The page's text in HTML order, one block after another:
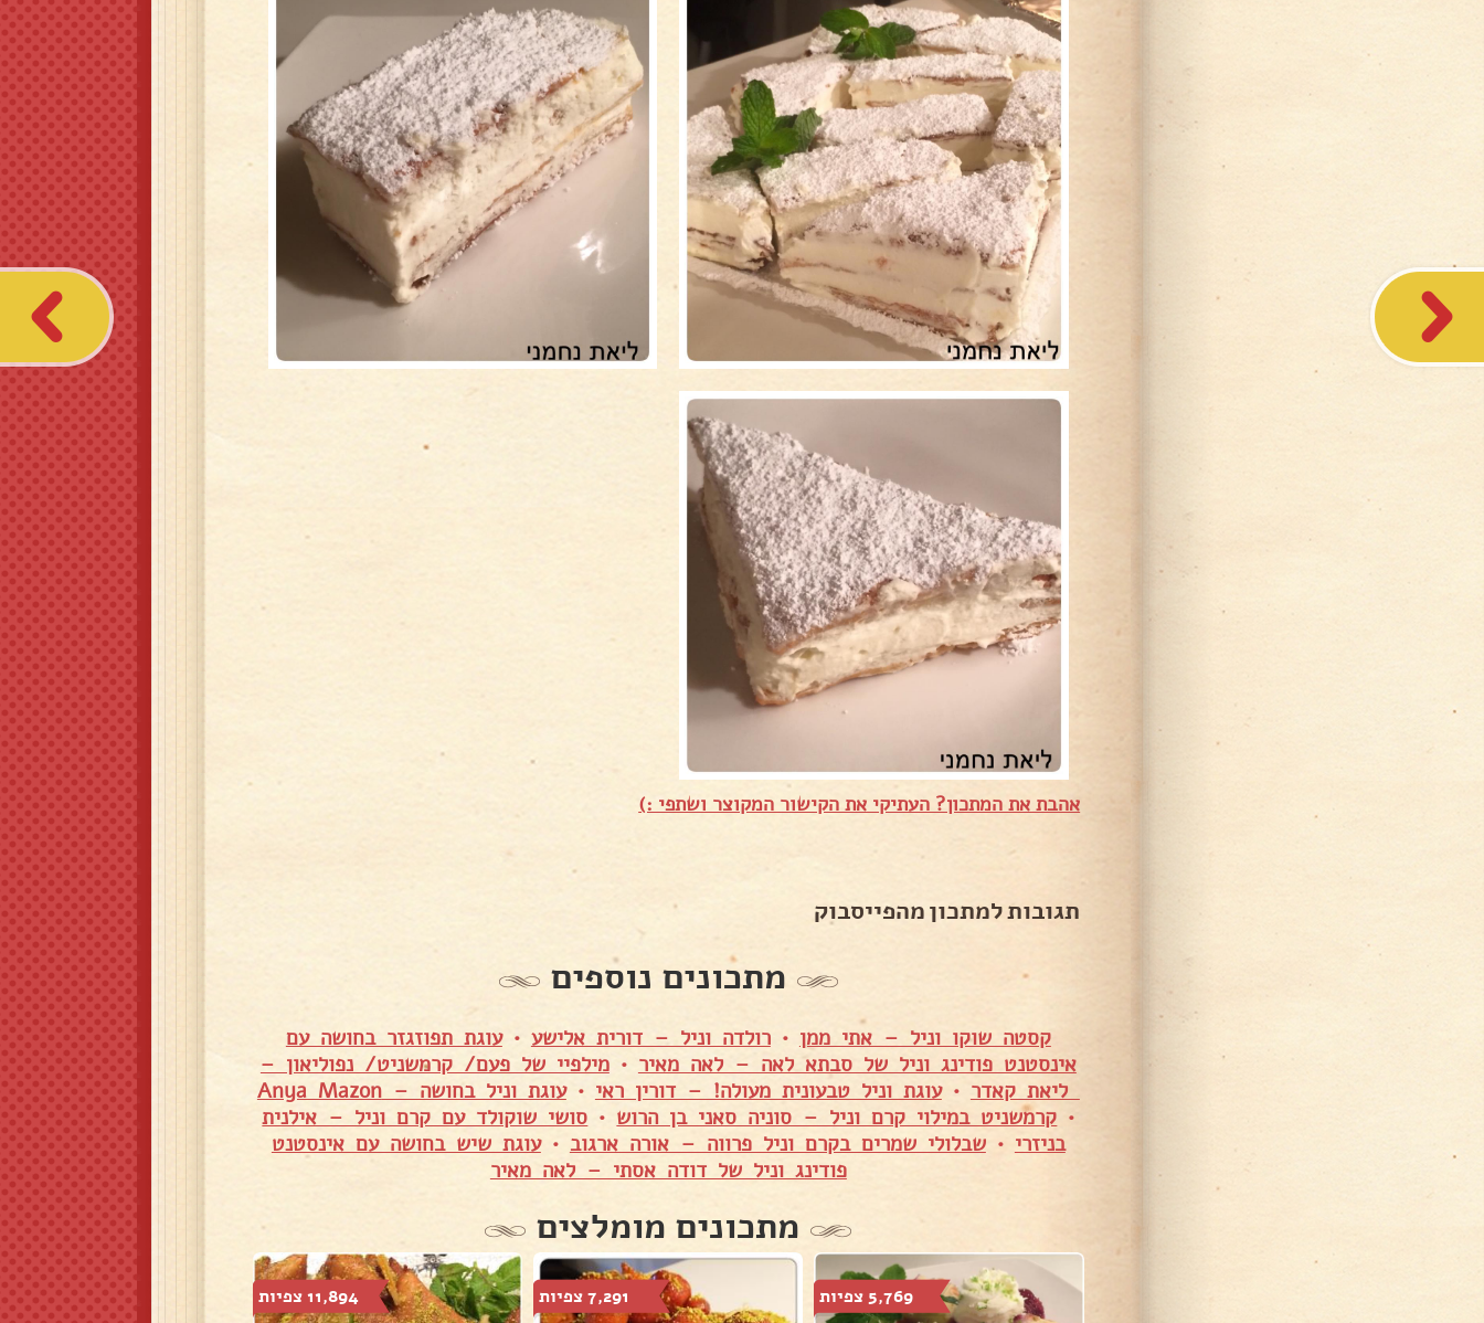
אהבת את המתכון? העתיקי את הקישור המקוצר ושתפי :)
תגובות למתכון מהפייסבוק
מתכונים נוספים
קסטה שוקו וניל – אתי ממן •רולדה וניל – דורית אלישע•עוגת תפוזגזר בחושה עם
אינסטנט פודינג וניל של סבתא לאה – לאה מאיר•מילפיי של פעם/ קרמשניט/ נפוליאון –
ליאת קאדר•עוגת וניל טבעונית מעולה! – דורין ראי •עוגת וניל בחושה – Anya Mazon
•קרמשניט במילוי קרם וניל – סוניה סאני בן הרוש•סושי שוקולד עם קרם וניל – אילנית
בניזרי•שבלולי שמרים בקרם וניל פרווה – אורה ארגוב •עוגת שיש בחושה עם אינסטנט
פודינג וניל של דודה אסתי – לאה מאיר
מתכונים מומלצים
5,769 צפיות 7,291 צפיות 11,894 צפיות